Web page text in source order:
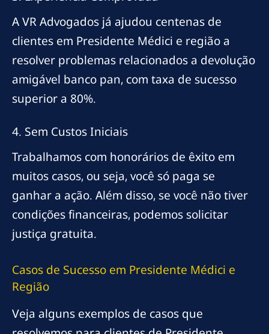
A VR Advogados já ajudou centenas de
clientes em Presidente Médici e região a
resolver problemas relacionados a devolução
amigável banco pan, com taxa de sucesso
superior a 80%.
4. Sem Custos Iniciais
Trabalhamos com honorários de êxito em
muitos casos, ou seja, você só paga se
ganhar a ação. Além disso, se você não tiver
condições financeiras, podemos solicitar
justiça gratuita.
Casos de Sucesso em Presidente Médici e
Região
Veja alguns exemplos de casos que